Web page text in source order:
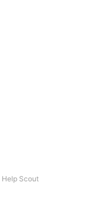
Help Scout